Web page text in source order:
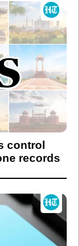
control
records